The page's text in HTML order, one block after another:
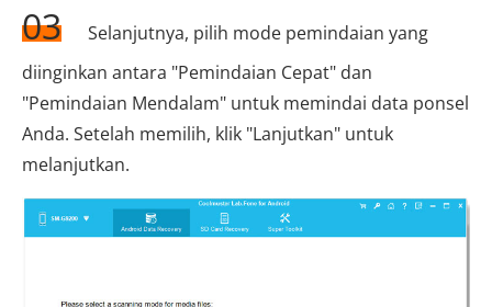
03
Selanjutnya, pilih mode pemindaian yang
diinginkan antara "Pemindaian Cepat" dan
"Pemindaian Mendalam" untuk memindai data ponsel
Anda. Setelah memilih, klik "Lanjutkan" untuk
melanjutkan.